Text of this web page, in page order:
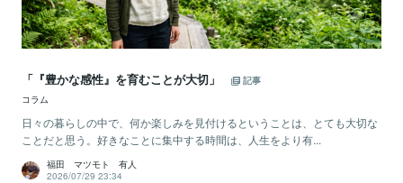
「『豊かな感性』を育むことが大切」
記事
コラム
日々の暮らしの中で、何か楽しみを見付けるということは、とても大切な
ことだと思う。好きなことに集中する時間は、人生をより有...
福田 マツモト 有人
2026/07/29 23:34